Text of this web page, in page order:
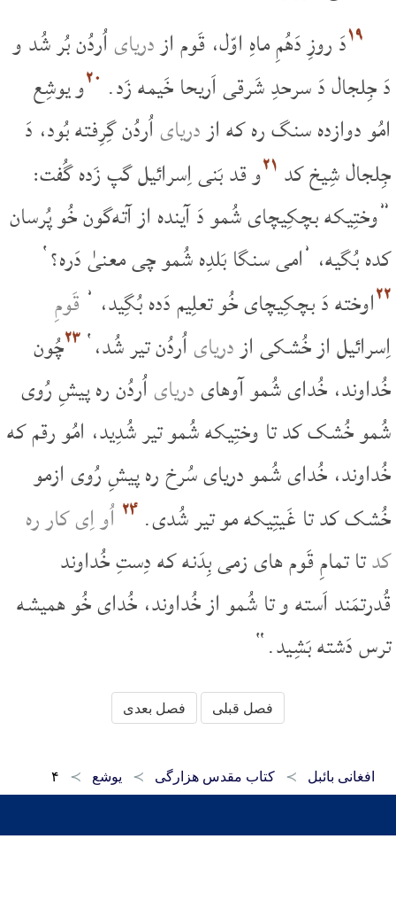
۱۹دَ روزِ دَهُمِ ماهِ اوّل، قَوم ازدریایاُردُن بُر شُد و
دَ جِلجال دَ سرحدِ شَرقی اَریحا خَیمه زَد. ۲۰و یوشِع
امُو دوازده سنگ ره که ازدریایاُردُن گِرِفته بُود، دَ
جِلجال شِیخ کد ۲۱و قد بَنی اِسرائیل گپ زَده گُفت:
”وختِیکه بچکِیچای شُمو دَ آینده از آته‌گون خُو پُرسان
کده بُگیه، ’امی سنگا بَلدِه شُمو چی معنیٰ دَره؟‘
۲۲اوخته دَ بچکِیچای خُو تعلِیم دَده بُگِید، ’ قَومِ
اِسرائیل از خُشکی ازدریایاُردُن تیر شُد،‘۲۳چُون
خُداوند، خُدای شُمو آوهایدریایاُردُن ره پیشِ رُوی
شُمو خُشک کد تا وختِیکه شُمو تیر شُدِید، امُو رقم که
خُداوند، خُدای شُمو دریای سُرخ ره پیشِ رُوی ازمو
خُشک کد تا غَیتِیکه مو تیر شُدی.۲۴ اُو اِی کار ره
کدتا تمامِ قَوم های زمی بِدَنه که دِستِ خُداوند
قُدرتمَند اَسته و تا شُمو از خُداوند، خُدای خُو همیشه
ترس دَشته بَشِید.“
فصل قبلی فصل بعدی
افغانی بائبل کتاب مقدس هزارگی یوشع ۴